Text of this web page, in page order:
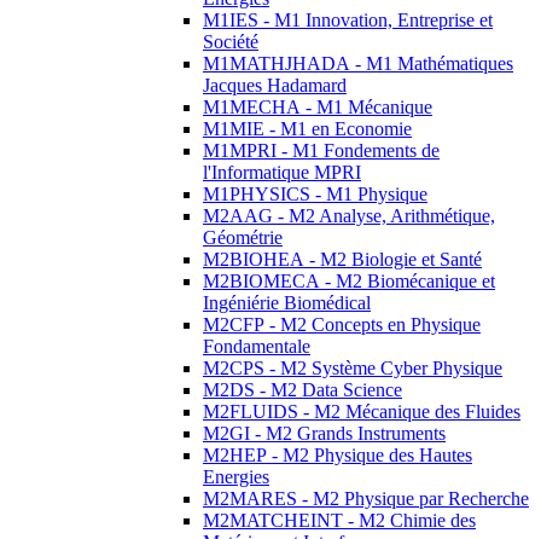
M1IES - M1 Innovation, Entreprise et
Société
M1MATHJHADA - M1 Mathématiques
Jacques Hadamard
M1MECHA - M1 Mécanique
M1MIE - M1 en Economie
M1MPRI - M1 Fondements de
l'Informatique MPRI
M1PHYSICS - M1 Physique
M2AAG - M2 Analyse, Arithmétique,
Géométrie
M2BIOHEA - M2 Biologie et Santé
M2BIOMECA - M2 Biomécanique et
Ingéniérie Biomédical
M2CFP - M2 Concepts en Physique
Fondamentale
M2CPS - M2 Système Cyber Physique
M2DS - M2 Data Science
M2FLUIDS - M2 Mécanique des Fluides
M2GI - M2 Grands Instruments
M2HEP - M2 Physique des Hautes
Energies
M2MARES - M2 Physique par Recherche
M2MATCHEINT - M2 Chimie des